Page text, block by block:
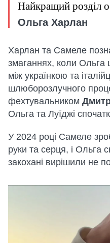
Найкращий розділ
Ольга Харлан
Харлан та Самеле
змаганнях, коли
між українкою та
шлюборозлучного
фехтувальником
Ольга та Луїджі
У 2024 році Самеле
руки та серця, і Ольга
закохані вирішили не